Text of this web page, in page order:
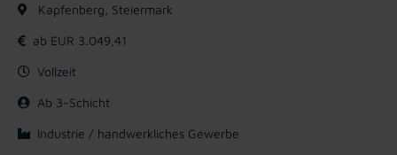
Kapfenberg, Steiermark
ab EUR 3.049,41
Vollzeit
Ab 3-Schicht
Industrie / handwerkliches Gewerbe